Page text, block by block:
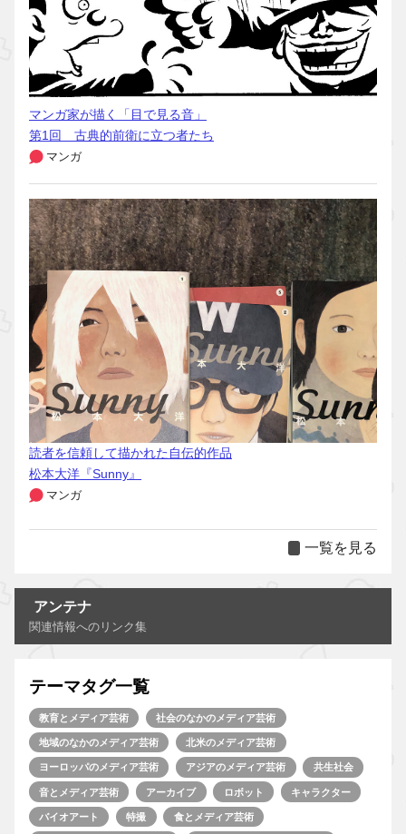
マンガ家が描く「目で見る音」
第1回 古典的前衛に立つ者たち
マンガ
読者を信頼して描かれた自伝的作品
松本大洋『Sunny』
マンガ
一覧を見る
アンテナ
関連情報へのリンク集
テーマタグ一覧
教育とメディア芸術 社会のなかのメディア芸術
地域のなかのメディア芸術 北米のメディア芸術
ヨーロッパのメディア芸術 アジアのメディア芸術 共生社会
音とメディア芸術 アーカイブ ロボット キャラクター
バイオアート 特撮 食とメディア芸術